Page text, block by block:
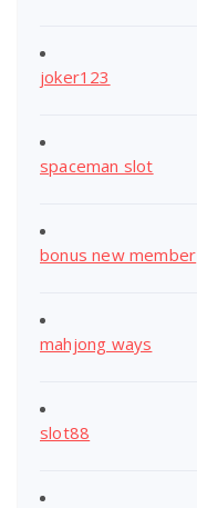
joker123
spaceman slot
bonus new member
mahjong ways
slot88